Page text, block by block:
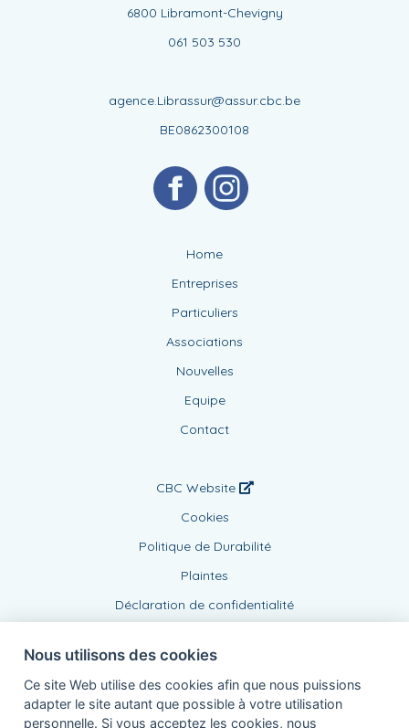
6800 Libramont-Chevigny
061 503 530
agence.Librassur@assur.cbc.be
BE0862300108
Home
Entreprises
Particuliers
Associations
Nouvelles
Equipe
Contact
CBC Website
Cookies
Politique de Durabilité
Plaintes
Déclaration de confidentialité
Nous utilisons des cookies
Ce site Web utilise des cookies afin que nous puissions
adapter le site autant que possible à votre utilisation
personnelle. Si vous acceptez les cookies, nous